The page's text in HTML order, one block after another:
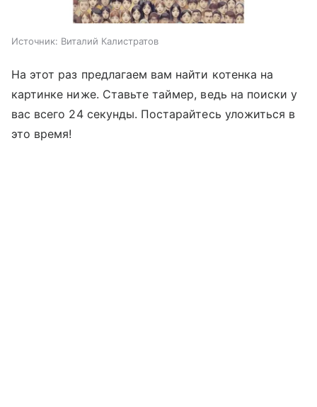
Источник: Виталий Калистратов
На этот раз предлагаем вам найти котенка на
картинке ниже. Ставьте таймер, ведь на поиски у
вас всего 24 секунды. Постарайтесь уложиться в
это время!